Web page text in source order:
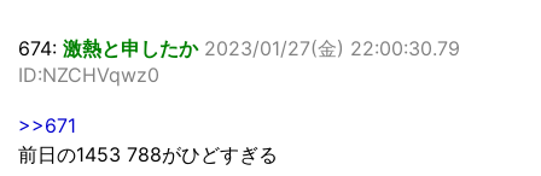
674: 激熱と申したか 2023/01/27(金) 22:00:30.79
ID:NZCHVqwz0
>>671
前日の1453 788がひどすぎる